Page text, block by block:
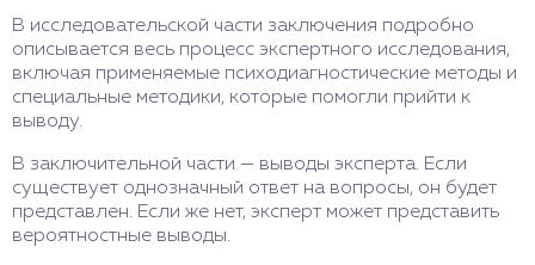
В исследовательской части заключения подробно
описывается весь процесс экспертного исследования,
включая применяемые психодиагностические методы и
специальные методики, которые помогли прийти к
выводу.
В заключительной части — выводы эксперта. Если
существует однозначный ответ на вопросы, он будет
представлен. Если же нет, эксперт может представить
вероятностные выводы.